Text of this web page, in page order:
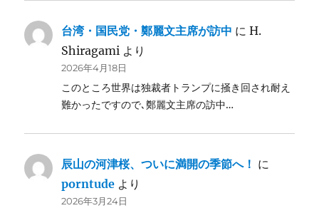
台湾・国民党・鄭麗文主席が訪中 にH.
Shiragami より
2026年4月18日
このところ世界は独裁者トランプに掻き回され耐え
難かったですので､鄭麗文主席の訪中…
辰山の河津桜、ついに満開の季節へ！ に
porntude より
2026年3月24日